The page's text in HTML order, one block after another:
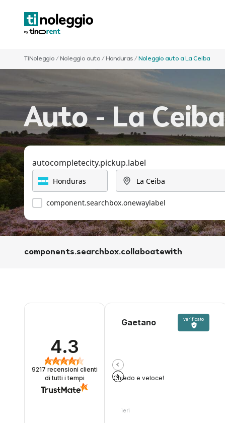
TiNoleggio / Noleggio auto / Honduras / Noleggio auto a La Ceiba
Auto - La Ceiba
autocompletecity.pickup.label
component.searchbox.onewaylabel
components.searchbox.collaboatewith
4.3
9217 recensioni clienti
di tutti i tempi
Gaetano verificato
Chiedo e veloce!
ieri